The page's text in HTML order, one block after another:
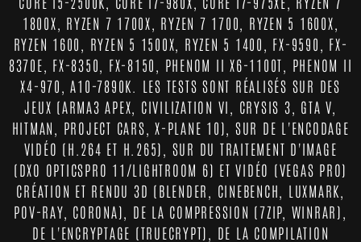
1800X, RYZEN 7 1700X, RYZEN 7 1700, RYZEN 5 1600X,
RYZEN 1600, RYZEN 5 1500X, RYZEN 5 1400, FX-9590, FX-
8370E, FX-8350, FX-8150, PHENOM II X6-1100T, PHENOM II
X4-970, A10-7890K. LES TESTS SONT RÉALISÉS SUR DES
JEUX (ARMA3 APEX, CIVILIZATION VI, CRYSIS 3, GTA V,
HITMAN, PROJECT CARS, X-PLANE 10), SUR DE L'ENCODAGE
VIDÉO (H.264 ET H.265), SUR DU TRAITEMENT D'IMAGE
(DXO OPTICSPRO 11/LIGHTROOM 6) ET VIDÉO (VEGAS PRO)
CRÉATION ET RENDU 3D (BLENDER, CINEBENCH, LUXMARK,
POV-RAY, CORONA), DE LA COMPRESSION (7ZIP, WINRAR),
DE L'ENCRYPTAGE (TRUECRYPT), DE LA COMPILATION